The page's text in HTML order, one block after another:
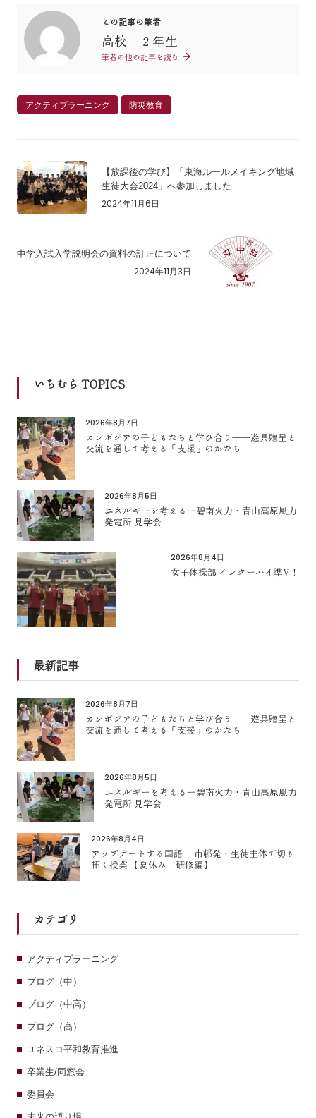
この記事の筆者
高校 ２年生
筆者の他の記事を読む
アクティブラーニング 防災教育
【放課後の学び】「東海ルールメイキング地域
生徒大会2024」へ参加しました
2024年11月6日
中学入試入学説明会の資料の訂正について
2024年11月3日
いちむら TOPICS
2026年8月7日
カンボジアの子どもたちと学び合う――遊具贈呈と
交流を通して考える「支援」のかたち
2026年8月5日
エネルギーを考えるー碧南火力・青山高原風力
発電所 見学会
2026年8月4日
女子体操部 インターハイ準V！
最新記事
2026年8月7日
カンボジアの子どもたちと学び合う――遊具贈呈と
交流を通して考える「支援」のかたち
2026年8月5日
エネルギーを考えるー碧南火力・青山高原風力
発電所 見学会
2026年8月4日
アップデートする国語 市邨発・生徒主体で切り
拓く授業 【夏休み 研修編】
カテゴリ
アクティブラーニング
ブログ（中）
ブログ（中高）
ブログ（高）
ユネスコ平和教育推進
卒業生/同窓会
委員会